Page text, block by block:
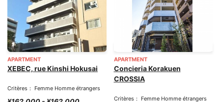
APARTMENT
XEBEC, rue Kinshi Hokusai
Critères： Femme Homme étrangers
APARTMENT
Concieria Korakuen
CROSSIA
Critères： Femme Homme étrangers